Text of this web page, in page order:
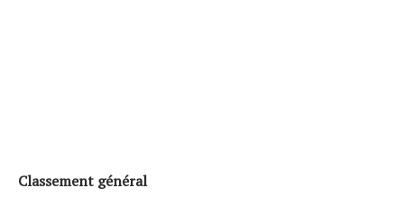
Classement général